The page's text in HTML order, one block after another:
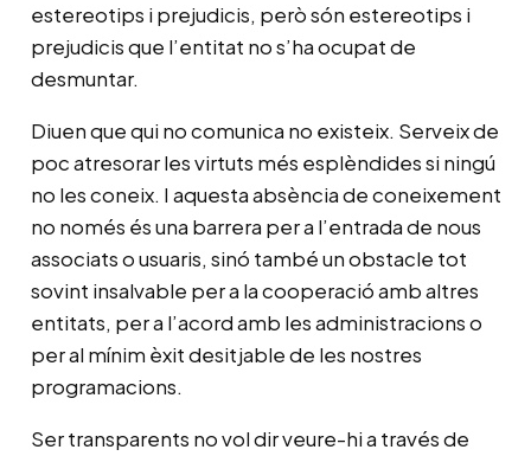
estereotips i prejudicis, però són estereotips i
prejudicis que l’entitat no s’ha ocupat de
desmuntar.
Diuen que qui no comunica no existeix. Serveix de
poc atresorar les virtuts més esplèndides si ningú
no les coneix. I aquesta absència de coneixement
no només és una barrera per a l’entrada de nous
associats o usuaris, sinó també un obstacle tot
sovint insalvable per a la cooperació amb altres
entitats, per a l’acord amb les administracions o
per al mínim èxit desitjable de les nostres
programacions.
Ser transparents no vol dir veure-hi a través de